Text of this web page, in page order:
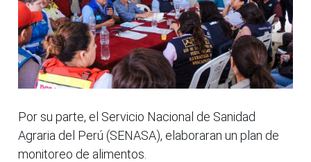
Por su parte, el Servicio Nacional de Sanidad
Agraria del Perú (SENASA), elaboraran un plan de
monitoreo de alimentos.